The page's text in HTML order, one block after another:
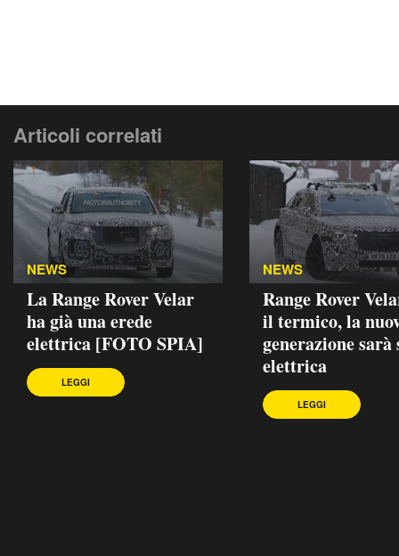
Articoli correlati
NEWS
La Range Rover Velar
ha già una erede
elettrica [FOTO SPIA]
LEGGI
NEWS
Range Rover
il termico, la
generazione sarà
elettrica
LEGGI